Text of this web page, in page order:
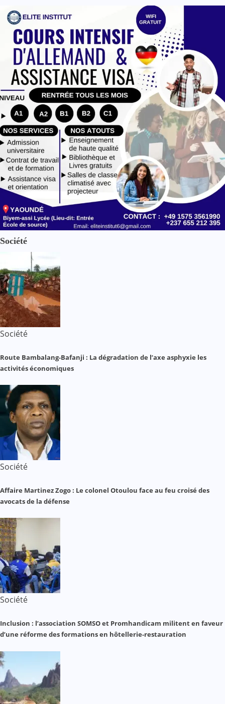
Société
Société
Route Bambalang-Bafanji : La dégradation de l’axe asphyxie les
activités économiques
Société
Affaire Martinez Zogo : Le colonel Otoulou face au feu croisé des
avocats de la défense
Société
Inclusion : l’association SOMSO et Promhandicam militent en faveur
d’une réforme des formations en hôtellerie-restauration